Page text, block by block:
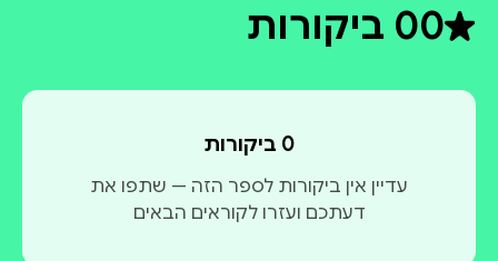
0דירוג ממוצע 0 מתוך 5
0 ביקורות
0 ביקורות
עדיין אין ביקורות לספר הזה — שתפו את
דעתכם ועזרו לקוראים הבאים